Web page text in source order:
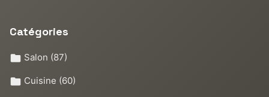
Catégories
Salon (87)
Cuisine (60)